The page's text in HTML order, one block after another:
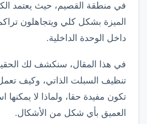
في منطقة القصيم، حيث يعتمد
الميزة بشكل كلي ويتجاهلون تراكم
داخل الوحدة الداخلية.
في هذا المقال، سنكشف لك
تنظيف السبلت الذاتي، وكيف
تكون مفيدة حقا، ولماذا لا يمكنها
العميق بأي شكل من الأشكال.